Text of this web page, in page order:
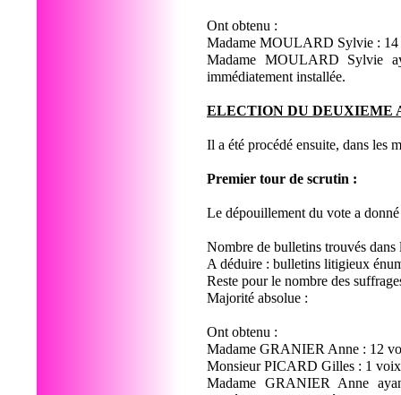
Ont obtenu :
Madame MOULARD Sylvie :
Madame MOULARD Sylvie
immédiatement installée.
ELECTION DU DEUXIEME
Il a été procédé ensuite, dans les
Premier tour de scrutin :
Le dépouillement du vote a
Nombre de bulletins trouvés dans
A déduire : bulletins litigieux
Reste pour le nombre des
Majorité absolue :
Ont obtenu :
Madame GRANIER Anne : 12
Monsieur PICARD Gilles : 1
Madame GRANIER Anne